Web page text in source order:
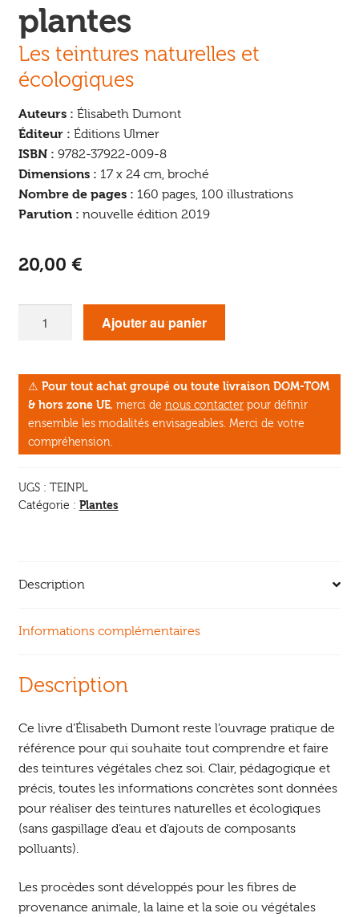
plantes
Les teintures naturelles et
écologiques
Auteurs : Élisabeth Dumont
Éditeur : Éditions Ulmer
ISBN : 9782-37922-009-8
Dimensions : 17 x 24 cm, broché
Nombre de pages : 160 pages, 100 illustrations
Parution : nouvelle édition 2019
20,00 €
avec
les
Ajouter au panier
⚠ Pour tout achat groupé ou toute livraison DOM-TOM
& hors zone UE, merci de nous contacterpour définir
ensemble les modalités envisageables. Merci de votre
compréhension.
UGS : TEINPL
Catégorie : Plantes
Description
Informations complémentaires
Description
Ce livre d’Élisabeth Dumont reste l’ouvrage pratique de
référence pour qui souhaite tout comprendre et faire
des teintures végétales chez soi. Clair, pédagogique et
précis, toutes les informations concrètes sont données
pour réaliser des teintures naturelles et écologiques
(sans gaspillage d’eau et d’ajouts de composants
polluants).
Les procèdes sont développés pour les fibres de
provenance animale, la laine et la soie ou végétales